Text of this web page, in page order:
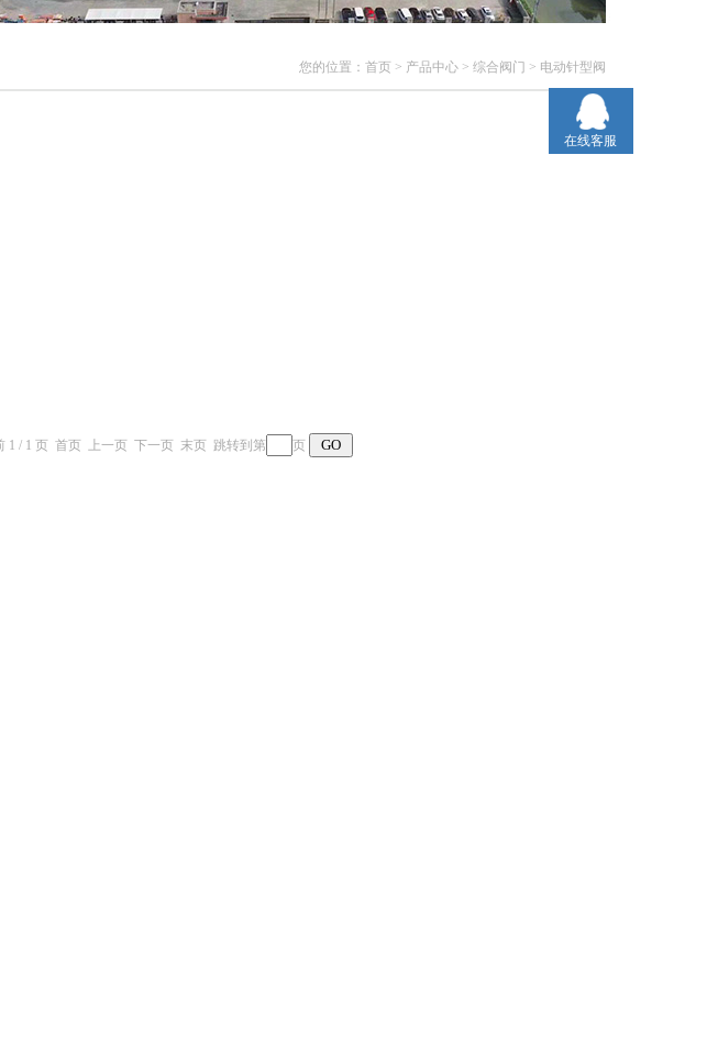
您的位置： 首页 > 产品中心 > 综合阀门 > 电动针型阀
1 / 1 页 首页 上一页 下一页 末页 跳转到第 页
在线客服